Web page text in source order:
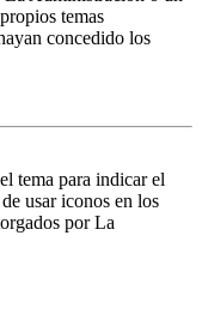
temas
concedido los
tema para indicar el
usar iconos en los
por La